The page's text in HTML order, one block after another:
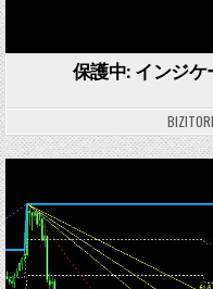
保護中: インジケ